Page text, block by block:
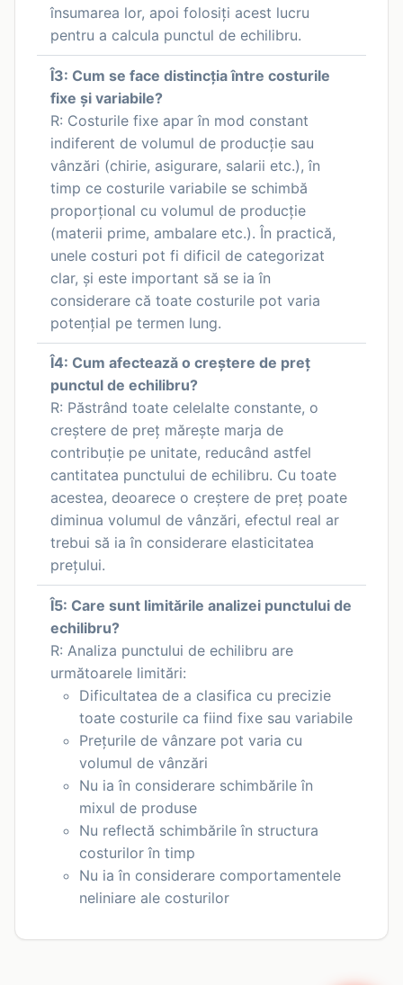
însumarea lor, apoi folosiți acest lucru
pentru a calcula punctul de echilibru.
Î3: Cum se face distincția între costurile
fixe și variabile?
R: Costurile fixe apar în mod constant
indiferent de volumul de producție sau
vânzări (chirie, asigurare, salarii etc.), în
timp ce costurile variabile se schimbă
proporțional cu volumul de producție
(materii prime, ambalare etc.). În practică,
unele costuri pot fi dificil de categorizat
clar, și este important să se ia în
considerare că toate costurile pot varia
potențial pe termen lung.
Î4: Cum afectează o creștere de preț
punctul de echilibru?
R: Păstrând toate celelalte constante, o
creștere de preț mărește marja de
contribuție pe unitate, reducând astfel
cantitatea punctului de echilibru. Cu toate
acestea, deoarece o creștere de preț poate
diminua volumul de vânzări, efectul real ar
trebui să ia în considerare elasticitatea
prețului.
Î5: Care sunt limitările analizei punctului de
echilibru?
R: Analiza punctului de echilibru are
următoarele limitări:
Dificultatea de a clasifica cu precizie
toate costurile ca fiind fixe sau variabile
Prețurile de vânzare pot varia cu
volumul de vânzări
Nu ia în considerare schimbările în
mixul de produse
Nu reflectă schimbările în structura
costurilor în timp
Nu ia în considerare comportamentele
neliniare ale costurilor